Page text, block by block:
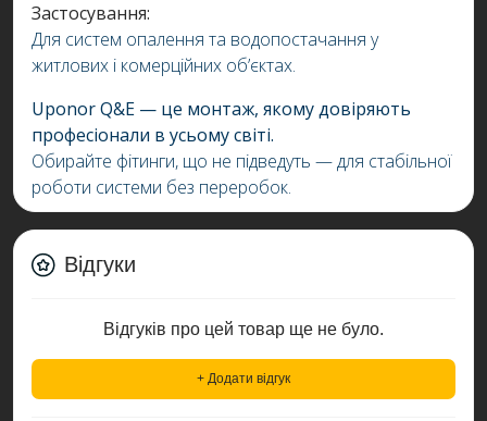
Застосування:
Для систем опалення та водопостачання у
житлових і комерційних об’єктах.
Uponor Q&E — це монтаж, якому довіряють
професіонали в усьому світі.
Обирайте фітинги, що не підведуть — для стабільної
роботи системи без переробок.
Відгуки
Відгуків про цей товар ще не було.
+ Додати відгук